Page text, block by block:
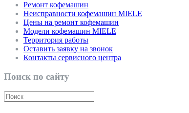
Ремонт кофемашин
Неисправности кофемашин MIELE
Цены на ремонт кофемашин
Модели кофемашин MIELE
Территория работы
Оставить заявку на звонок
Контакты сервисного центра
Поиск по сайту